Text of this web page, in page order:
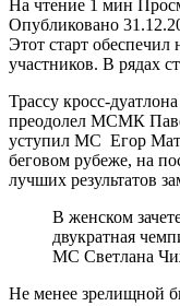
На чтение 1 мин
Опубликовано
Этот старт обеспечил
участников. В рядах
Трассу кросс-
преодолел МСМК
уступил МС Егор
беговом рубеже, на
лучших результатов
В женском
двукратная
МС Светлана
Не менее зрелищной